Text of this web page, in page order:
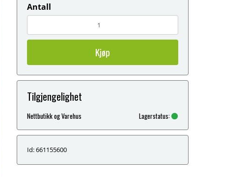
Antall
Kjøp
Tilgjengelighet
Nettbutikk og Varehus Lagerstatus:
Id: 661155600